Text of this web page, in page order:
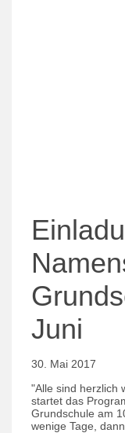
Juni
30. Mai 2017
"Alle sind herzlich
startet das
Grundschule am
wenige Tage,